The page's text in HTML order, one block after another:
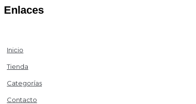
Enlaces
Inicio
Tienda
Categorías
Contacto